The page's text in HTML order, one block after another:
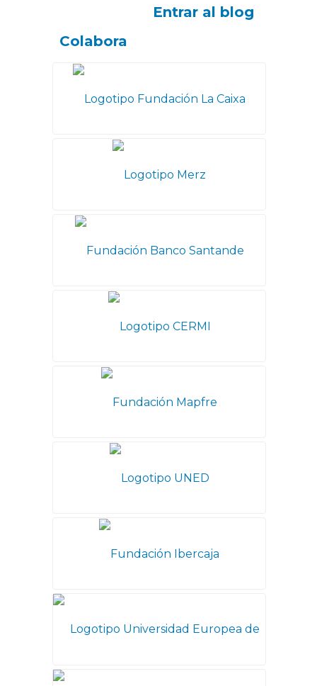
Entrar al blog
Colabora